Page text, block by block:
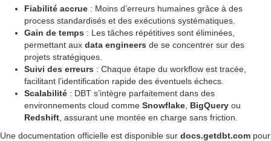
Fiabilité accrue : Moins d’erreurs humaines grâce à des
process standardisés et des exécutions systématiques.
Gain de temps : Les tâches répétitives sont éliminées,
permettant aux data engineers de se concentrer sur des
projets stratégiques.
Suivi des erreurs : Chaque étape du workflow est tracée,
facilitant l’identification rapide des éventuels échecs.
Scalabilité : DBT s’intègre parfaitement dans des
environnements cloud comme Snowflake BigQuery ou
Redshift , assurant une montée en charge sans friction.
Une documentation officielle est disponible sur docs.getdbt.com pour